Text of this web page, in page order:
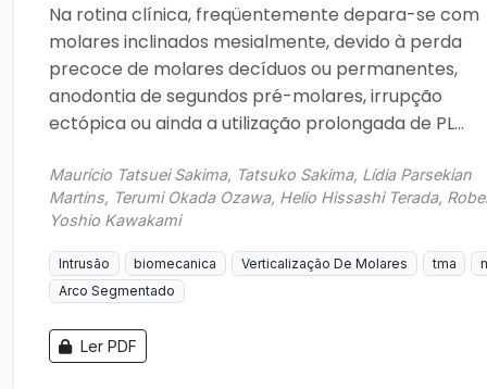
Na rotina clínica, freqüentemente depara-se com
molares inclinados mesialmente, devido à perda
precoce de molares decíduos ou permanentes,
anodontia de segundos pré-molares, irrupção
ectópica ou ainda a utilização prolongada de PL...
Maurício Tatsuei Sakima, Tatsuko Sakima, Lídia Parsekian
Martins, Terumi Okada Ozawa, Helio Hissashi Terada,
Yoshio Kawakami
Intrusão biomecanica Verticalização De Molares tma
Arco Segmentado
Ler PDF